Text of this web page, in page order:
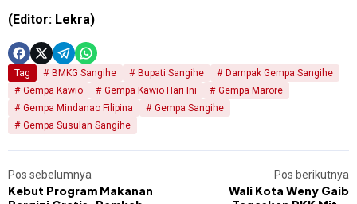
(Editor: Lekra)
Tag BMKG Sangihe Bupati Sangihe
Dampak Gempa Sangihe
Gempa Kawio
Gempa Kawio Hari Ini
Gempa Marore
Gempa Mindanao Filipina
Gempa Sangihe
Gempa Susulan Sangihe
Pos sebelumnya
Kebut Program Makanan
Pos berikutnya
Wali Kota Weny Gaib